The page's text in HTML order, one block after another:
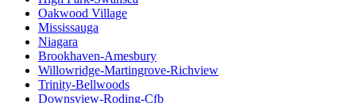
Oakwood Village
Mississauga
Niagara
Brookhaven-Amesbury
Willowridge-Martingrove-Richview
Trinity-Bellwoods
Downsview-Roding-Cfb